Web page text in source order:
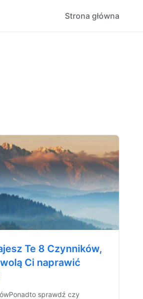
Strona główna
Te 8 Czynników,
Ci naprawić
sprawdź czy